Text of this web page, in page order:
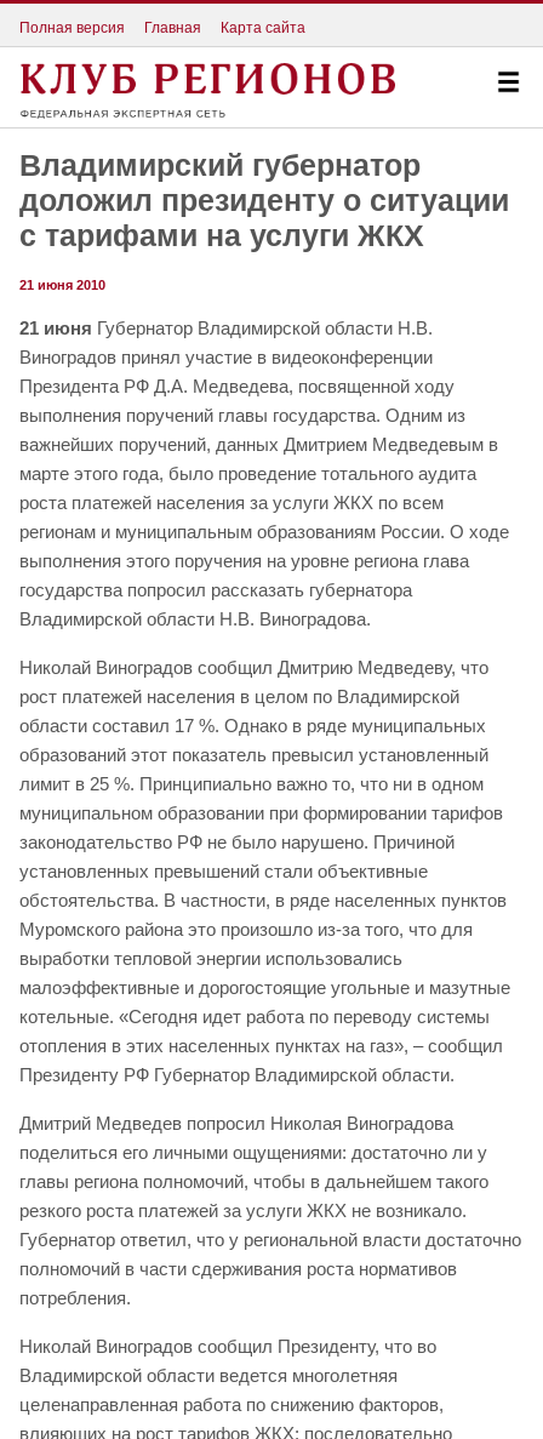
Полная версия Главная Карта сайта
Владимирский губернатор
доложил президенту о ситуации
с тарифами на услуги ЖКХ
21 июня 2010
21 июня Губернатор Владимирской области Н.В.
Виноградов принял участие в видеоконференции
Президента РФ Д.А. Медведева, посвященной ходу
выполнения поручений главы государства. Одним из
важнейших поручений, данных Дмитрием Медведевым в
марте этого года, было проведение тотального аудита
роста платежей населения за услуги ЖКХ по всем
регионам и муниципальным образованиям России. О ходе
выполнения этого поручения на уровне региона глава
государства попросил рассказать губернатора
Владимирской области Н.В. Виноградова.
Николай Виноградов сообщил Дмитрию Медведеву, что
рост платежей населения в целом по Владимирской
области составил 17 %. Однако в ряде муниципальных
образований этот показатель превысил установленный
лимит в 25 %. Принципиально важно то, что ни в одном
муниципальном образовании при формировании тарифов
законодательство РФ не было нарушено. Причиной
установленных превышений стали объективные
обстоятельства. В частности, в ряде населенных пунктов
Муромского района это произошло из-за того, что для
выработки тепловой энергии использовались
малоэффективные и дорогостоящие угольные и мазутные
котельные. «Сегодня идет работа по переводу системы
отопления в этих населенных пунктах на газ», – сообщил
Президенту РФ Губернатор Владимирской области.
Дмитрий Медведев попросил Николая Виноградова
поделиться его личными ощущениями: достаточно ли у
главы региона полномочий, чтобы в дальнейшем такого
резкого роста платежей за услуги ЖКХ не возникало.
Губернатор ответил, что у региональной власти достаточно
полномочий в части сдерживания роста нормативов
потребления.
Николай Виноградов сообщил Президенту, что во
Владимирской области ведется многолетняя
целенаправленная работа по снижению факторов,
влияющих на рост тарифов ЖКХ: последовательно